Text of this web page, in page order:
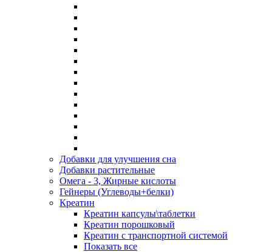
Добавки для улучшения сна
Добавки растительные
Омега - 3, Жирные кислоты
Гейнеры (Углеводы+белки)
Креатин
Креатин капсулы\таблетки
Креатин порошковый
Креатин с транспортной системой
Показать все